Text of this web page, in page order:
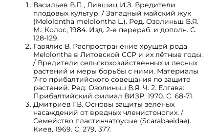
Васильев В.П., Лившиц И.З. Вредители
плодовых культур. / Западный майский жук
(Melolontha melolontha L.). Ред. Озолиньш В.Я.
М.: Колос, 1984. Изд. 2-е перераб. и дополн. С.
128-129.
Гавялис В. Распространение хрущей рода
Melolontha в Литовской ССР и их лётные годы.
/ Вредители сельскохозяйственных и лесных
растений и меры борьбы с ними. Материалы
7-го прибалтийского совещания по защите
растений. Ред. Озолиньш В.Я. Ч. 2. Елгава:
Прибалтийский филиал ВИЗР, 1970. С. 68-71.
Дмитриев Г.В. Основы защиты зелёных
насаждений от вредных членистоногих. /
Семейство пластинчатоусые (Scarabaeidae).
Киев, 1969. С. 279, 377.